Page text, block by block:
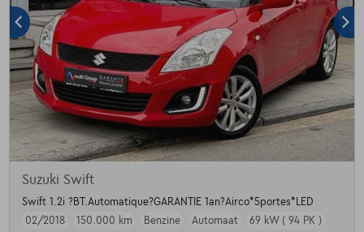
Suzuki Swift
Swift 1.2i ?BT.Automatique?GARANTIE 1an?Airco*5portes*LED
02/2018
150.000 km Benzine Automaat 69 kW ( 94 PK )